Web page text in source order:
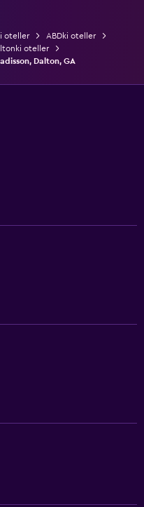
oteller
ABDki oteller
oteller
Dalton, GA